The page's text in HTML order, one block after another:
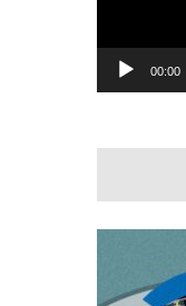
00:00